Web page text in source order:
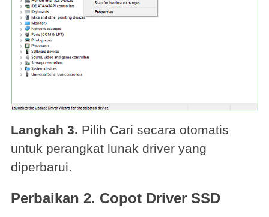
Langkah 3. Pilih Cari secara otomatis
untuk perangkat lunak driver yang
diperbarui.
Perbaikan 2. Copot Driver SSD